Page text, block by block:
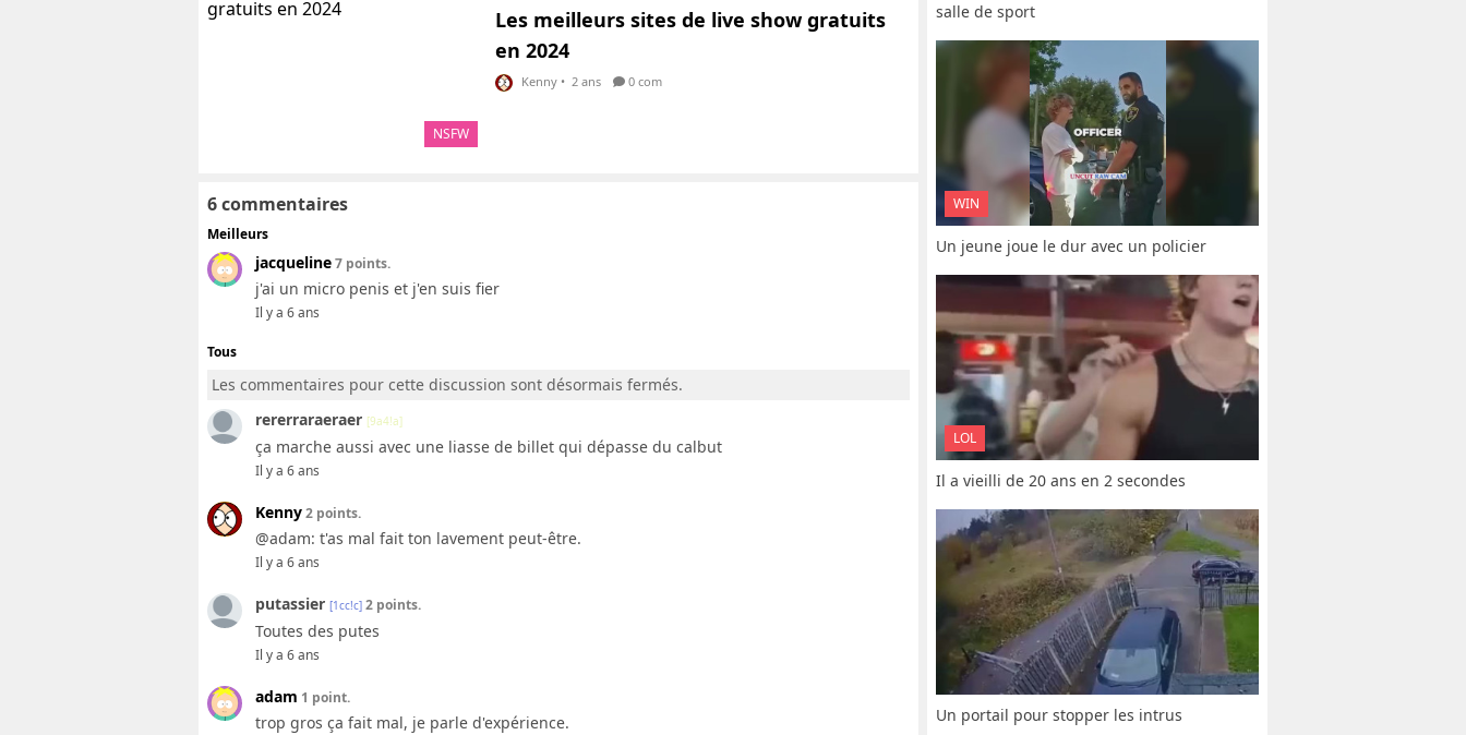
NSFW
Les meilleurs sites de live show gratuits
en 2024
Kenny • 2 ans 0 com
6 commentaires
Meilleurs
jacqueline7 points.
j'ai un micro penis et j'en suis fier
Il y a 6 ans
Tous
Les commentaires pour cette discussion sont désormais fermés.
rererraraeraer [9a4!a]
ça marche aussi avec une liasse de billet qui dépasse du calbut
Il y a 6 ans
Kenny2 points.
@adam: t'as mal fait ton lavement peut-être.
Il y a 6 ans
putassier [1cc!c] 2 points.
Toutes des putes
Il y a 6 ans
adam 1 point.
trop gros ça fait mal, je parle d'expérience.
salle de sport
WIN
Un jeune joue le dur avec un policier
LOL
Il a vieilli de 20 ans en 2 secondes
Un portail pour stopper les intrus